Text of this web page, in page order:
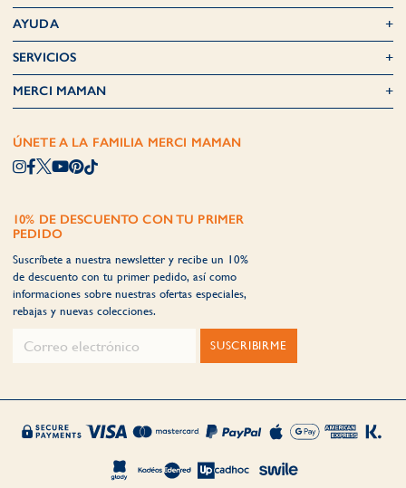
AYUDA
SERVICIOS
MERCI MAMAN
ÚNETE A LA FAMILIA MERCI MAMAN
10% DE DESCUENTO CON TU PRIMER
PEDIDO
Suscríbete a nuestra newsletter y recibe un 10%
de descuento con tu primer pedido, así como
informaciones sobre nuestras ofertas especiales,
rebajas y nuevas colecciones.
SUSCRIBIRME